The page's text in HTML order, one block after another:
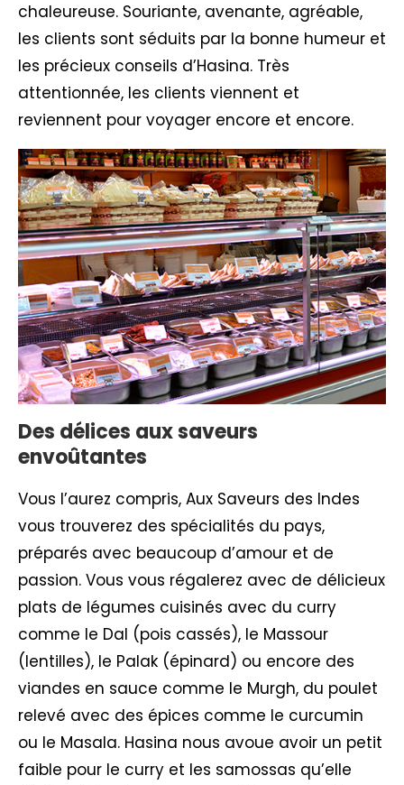
chaleureuse. Souriante, avenante, agréable,
les clients sont séduits par la bonne humeur et
les précieux conseils d’Hasina. Très
attentionnée, les clients viennent et
reviennent pour voyager encore et encore.
Des délices aux saveurs
envoûtantes
Vous l’aurez compris, Aux Saveurs des Indes
vous trouverez des spécialités du pays,
préparés avec beaucoup d’amour et de
passion. Vous vous régalerez avec de délicieux
plats de légumes cuisinés avec du curry
comme le Dal (pois cassés), le Massour
(lentilles), le Palak (épinard) ou encore des
viandes en sauce comme le Murgh, du poulet
relevé avec des épices comme le curcumin
ou le Masala. Hasina nous avoue avoir un petit
faible pour le curry et les samossas qu’elle